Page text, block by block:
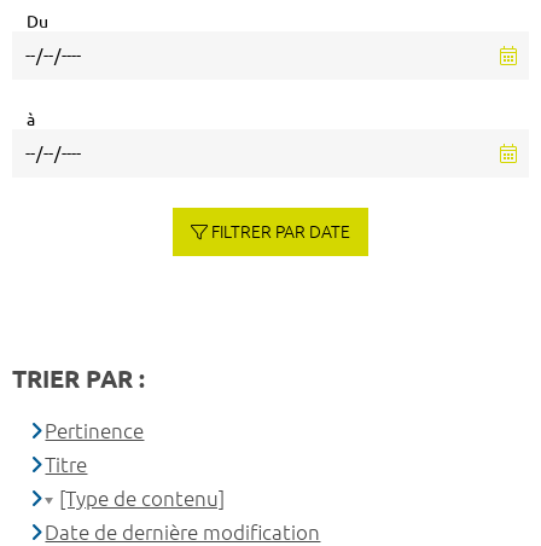
Du
à
FILTRER PAR DATE
TRIER PAR :
Pertinence
Titre
[Type de contenu]
Date de dernière modification